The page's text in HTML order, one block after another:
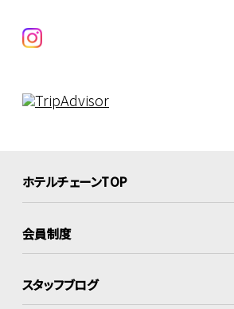
ホテルチェーンTOP
会員制度
スタッフブログ